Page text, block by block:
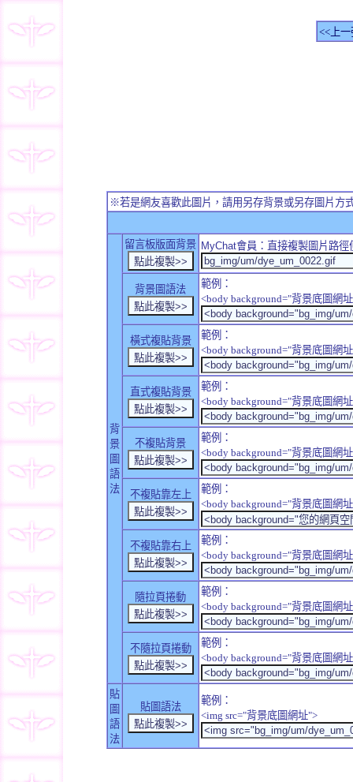
<<上一
※若是網友喜歡此圖片，請用另存背景或另存圖片方
背
景
圖
語
法
留言板版面背景 MyChat會員：直接複製圖片路
背景圖語法
範例：
<body background="背景底圖網
橫式複貼背景
範例：
<body background="背景底圖網
直式複貼背景
範例：
<body background="背景底圖網
不複貼背景
範例：
<body background="背景底圖網
不複貼靠左上
範例：
<body background="背景底圖網
不複貼靠右上
範例：
<body background="背景底圖網
隨拉頁捲動
範例：
<body background="背景底圖網
不隨拉頁捲動
範例：
<body background="背景底圖網
貼
圖
語
法
貼圖語法
範例：
<img src="背景底圖網址">